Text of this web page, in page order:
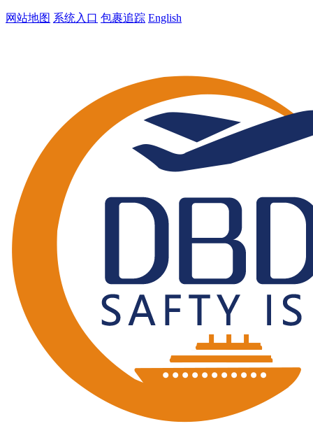
网站地图 系统入口 包裹追踪 English